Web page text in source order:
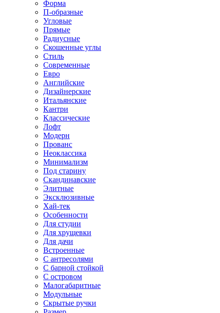
Форма
П-образные
Угловые
Прямые
Радиусные
Скошенные углы
Стиль
Современные
Евро
Английские
Дизайнерские
Итальянские
Кантри
Классические
Лофт
Модерн
Прованс
Неоклассика
Минимализм
Под старину
Скандинавские
Элитные
Эксклюзивные
Хай-тек
Особенности
Для студии
Для хрущевки
Для дачи
Встроенные
С антресолями
С барной стойкой
С островом
Малогабаритные
Модульные
Скрытые ручки